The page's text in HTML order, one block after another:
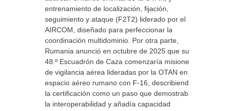
entrenamiento de localización, fijación,
seguimiento y ataque (F2T2) liderado por el
AIRCOM, diseñado para perfeccionar la
coordinación multidominio. Por otra parte,
Rumania anunció en octubre de 2025 que su
48.º Escuadrón de Caza comenzaría misiones
de vigilancia aérea lideradas por la OTAN en el
espacio aéreo rumano con F-16, describiendo
la certificación como un paso que demostraba
la interoperabilidad y añadía capacidad